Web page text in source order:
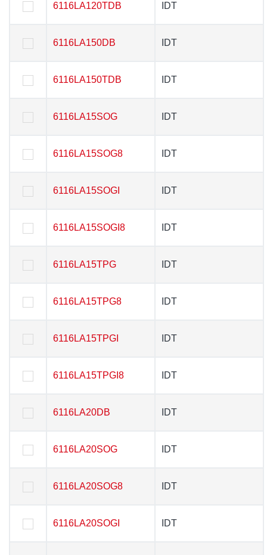
6116LA120TDB IDT
6116LA150DB IDT
6116LA150TDB IDT
6116LA15SOG IDT
6116LA15SOG8 IDT
6116LA15SOGI IDT
6116LA15SOGI8 IDT
6116LA15TPG IDT
6116LA15TPG8 IDT
6116LA15TPGI IDT
6116LA15TPGI8 IDT
6116LA20DB IDT
6116LA20SOG IDT
6116LA20SOG8 IDT
6116LA20SOGI IDT
6116LA120TDB IDT
6116LA150DB IDT
6116LA150TDB IDT
6116LA15SOG IDT
6116LA15SOG8 IDT
6116LA15SOGI IDT
6116LA15SOGI8 IDT
6116LA15TPG IDT
6116LA15TPG8 IDT
6116LA15TPGI IDT
6116LA15TPGI8 IDT
6116LA20DB IDT
6116LA20SOG IDT
6116LA20SOG8 IDT
6116LA20SOGI IDT